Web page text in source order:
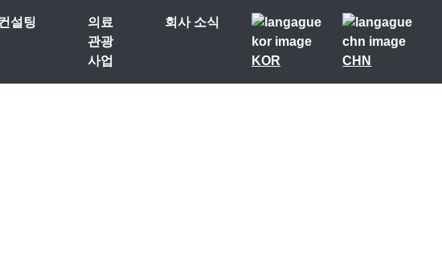
설팅
의료
관광
사업
회사 소식
KOR CHN